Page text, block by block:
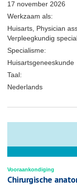
17 november 2026
Werkzaam als:
Huisarts, Physician
Verpleegkundig
Specialisme:
Huisartsgeneeskunde
Taal:
Nederlands
Vooraankondiging
Chirurgische